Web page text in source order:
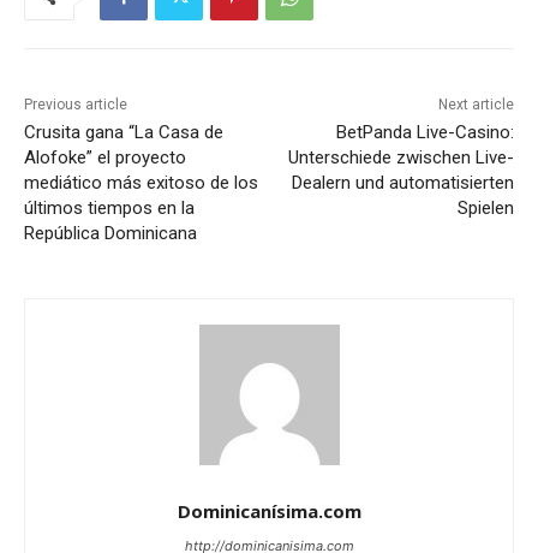
Previous article
Crusita gana “La Casa de
Alofoke” el proyecto
mediático más exitoso de los
últimos tiempos en la
República Dominicana
Next article
BetPanda Live-Casino:
Unterschiede zwischen Live-
Dealern und automatisierten
Spielen
Dominicanísima.com
http://dominicanisima.com